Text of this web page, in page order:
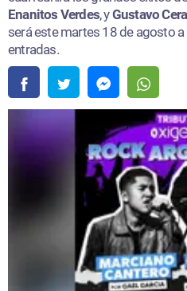
Enanitos Verdes, yGustavo
será este martes 18 de agosto a
entradas.​